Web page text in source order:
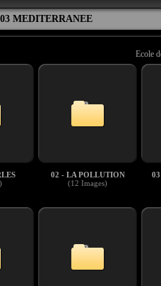
MEDITERRANEE
Ecole
02 - LA POLLUTION
(12 Images)